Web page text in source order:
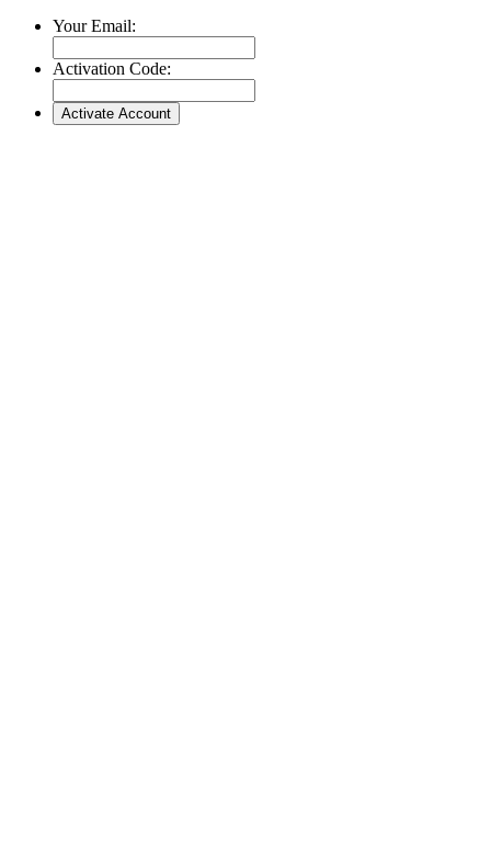
Your Email:
Activation Code: